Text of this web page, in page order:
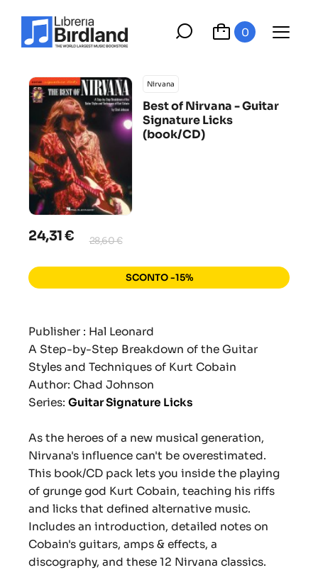
0
Nirvana
Best of Nirvana - Guitar
Signature Licks
(book/CD)
24,31 € 28,60 €
SCONTO -15%
Publisher : Hal Leonard
A Step-by-Step Breakdown of the Guitar
Styles and Techniques of Kurt Cobain
Author: Chad Johnson
Series: Guitar Signature Licks
As the heroes of a new musical generation,
Nirvana's influence can't be overestimated.
This book/CD pack lets you inside the playing
of grunge god Kurt Cobain, teaching his riffs
and licks that defined alternative music.
Includes an introduction, detailed notes on
Cobain's guitars, amps & effects, a
discography, and these 12 Nirvana classics.